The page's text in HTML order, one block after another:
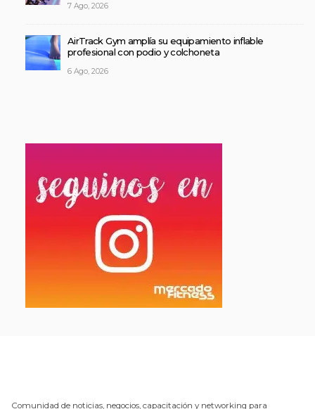
7 Ago, 2026
AirTrack Gym amplía su equipamiento inflable
profesional con podio y colchoneta
6 Ago, 2026
Comunidad de noticias, negocios, capacitación y networking para